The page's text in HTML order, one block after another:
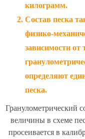
килограмм.
Состав песка
физико-
зависимости от
определяют
песка.
Гранулометрический
величины в схеме
просеивается в